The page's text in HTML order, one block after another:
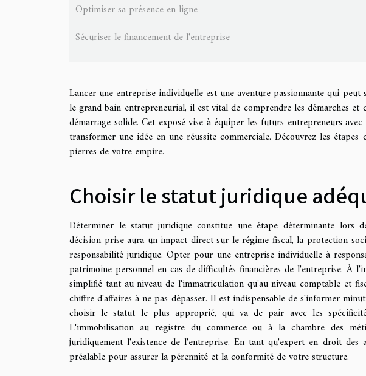
Optimiser sa présence en ligne
Sécuriser le financement de l'entreprise
Lancer une entreprise individuelle est une aventure passionnante qui
le grand bain entrepreneurial, il est vital de comprendre les démarches
démarrage solide. Cet exposé vise à équiper les futurs entrepreneurs
transformer une idée en une réussite commerciale. Découvrez les
pierres de votre empire.
Choisir le statut juridique
Déterminer le statut juridique constitue une étape déterminante lors
décision prise aura un impact direct sur le régime fiscal, la protection
responsabilité juridique. Opter pour une entreprise individuelle à
patrimoine personnel en cas de difficultés financières de l'entreprise. À
simplifié tant au niveau de l'immatriculation qu'au niveau comptable et
chiffre d'affaires à ne pas dépasser. Il est indispensable de s'informer
choisir le statut le plus approprié, qui va de pair avec les
L'immobilisation au registre du commerce ou à la chambre des
juridiquement l'existence de l'entreprise. En tant qu'expert en droit
préalable pour assurer la pérennité et la conformité de votre structure.